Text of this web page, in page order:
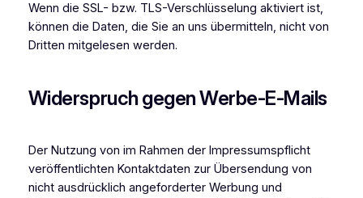
Wenn die SSL- bzw. TLS-Verschlüsselung aktiviert ist,
können die Daten, die Sie an uns übermitteln, nicht von
Dritten mitgelesen werden.
Widerspruch gegen Werbe-E-Mails
Der Nutzung von im Rahmen der Impressumspflicht
veröffentlichten Kontaktdaten zur Übersendung von
nicht ausdrücklich angeforderter Werbung und